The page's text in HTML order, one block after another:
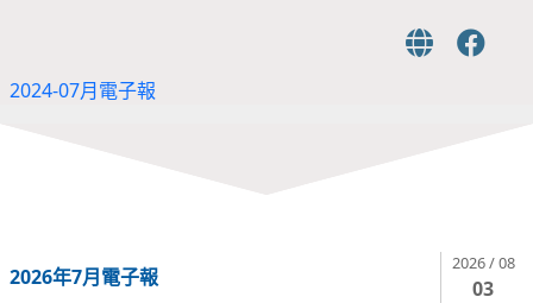
2024-07月電子報
2026年7月電子報
2026 / 08
03